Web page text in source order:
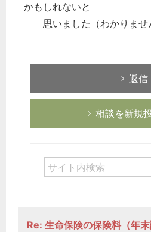
かもしれないと
思いました（わかりませ
返信
相談を新規
Re: 生命保険の保険料（年末